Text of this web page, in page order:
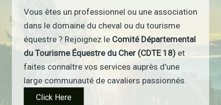
Vous êtes un professionnel ou une association
dans le domaine du cheval ou du tourisme
équestre ? Rejoignez le Comité Départemental
du Tourisme Équestre du Cher (CDTE 18) et
faites connaître vos services auprès d’une
large communauté de cavaliers passionnés.
Click Here